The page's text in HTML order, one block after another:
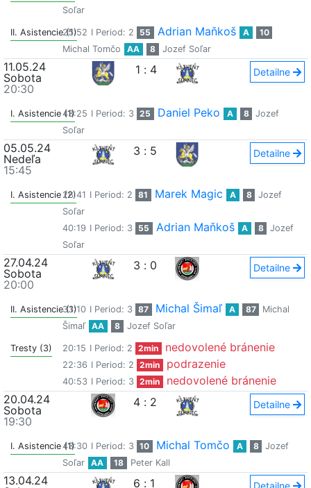
Soľar
II. Asistencie (1)
25:52 I Period: 2 55 Adrian Maňkoš A
10
Michal Tomčo
AA 8 Jozef Soľar
11.05.24
Sobota
20:30
1 : 4 Detailne
I. Asistencie (1)43:25 I Period: 3 25 Daniel Peko A 8
Jozef
Soľar
05.05.24
Nedeľa
15:45
3 : 5 Detailne
I. Asistencie (2)28:41 I Period: 2 81 Marek Magic A 8
Jozef
Soľar
40:19 I Period: 3 55 Adrian Maňkoš A 8
Jozef
Soľar
27.04.24
Sobota
20:00
3 : 0 Detailne
II. Asistencie (1)
33:10 I Period: 3 87 Michal Šimaľ A 87
Michal
Šimaľ
AA 8 Jozef Soľar
Tresty (3) 20:15 I Period: 2 2min nedovolené bránenie
22:36 I Period: 2 2min podrazenie
40:53 I Period: 3 2min
nedovolené bránenie
20.04.24
Sobota
19:30
4 : 2 Detailne
I. Asistencie (1)43:30 I Period: 3 10 Michal Tomčo A 8
Jozef
Soľar
AA 18 Peter Kall
13.04.24
6 : 1 Detailne